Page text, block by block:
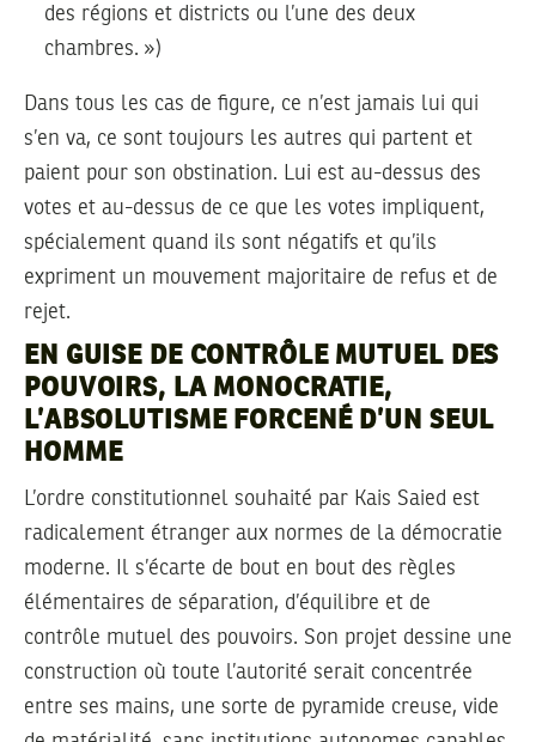
des régions et districts ou l’une des deux
chambres. »)
Dans tous les cas de figure, ce n’est jamais lui qui
s’en va, ce sont toujours les autres qui partent et
paient pour son obstination. Lui est au-dessus des
votes et au-dessus de ce que les votes impliquent,
spécialement quand ils sont négatifs et qu’ils
expriment un mouvement majoritaire de refus et de
rejet.
EN GUISE DE CONTRÔLE MUTUEL DES
POUVOIRS, LA MONOCRATIE,
L’ABSOLUTISME FORCENÉ D’UN SEUL
HOMME
L’ordre constitutionnel souhaité par Kais Saied est
radicalement étranger aux normes de la démocratie
moderne. Il s’écarte de bout en bout des règles
élémentaires de séparation, d’équilibre et de
contrôle mutuel des pouvoirs. Son projet dessine une
construction où toute l’autorité serait concentrée
entre ses mains, une sorte de pyramide creuse, vide